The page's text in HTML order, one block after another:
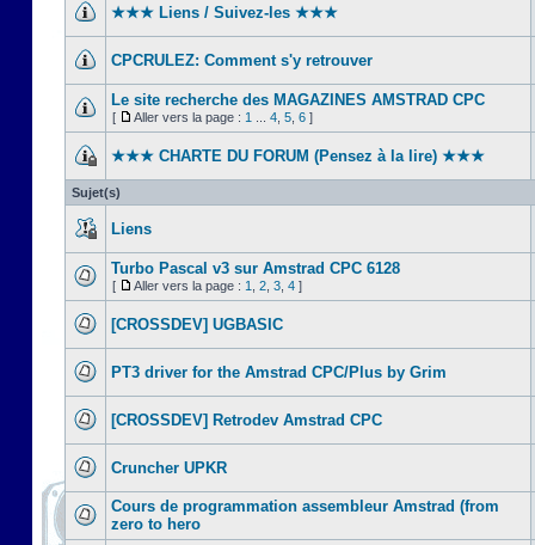
★★★ Liens / Suivez-les ★★★
CPCRULEZ: Comment s'y retrouver‎
Le site recherche des MAGAZINES AMSTRAD CPC
[ Aller vers la page : 1 4 5 6 ]
★★★ CHARTE DU FORUM (Pensez à la lire) ★★★
Sujet(s)
Liens
Turbo Pascal v3 sur Amstrad CPC 6128
[ Aller vers la page : 1 2 3 4 ]
[CROSSDEV] UGBASIC
PT3 driver for the Amstrad CPC/Plus by Grim
[CROSSDEV] Retrodev Amstrad CPC
Cruncher UPKR
Cours de programmation assembleur Amstrad (from
zero to hero